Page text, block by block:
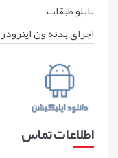
تابلو طبقات
اجرای بدنه ون اینرودز
اطلاعات تماس